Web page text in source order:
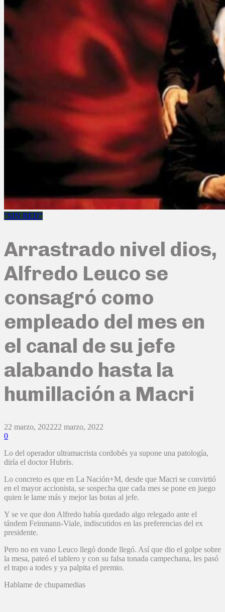
"SIN RED"
Arrastrado nivel dios,
Alfredo Leuco se
consagró como
empleado del mes en
el canal de su jefe
alabando hasta la
humillación a Macri
22 marzo, 202222 marzo, 2022
0
Lo del operador ultramacrista cordobés ya supone una patología,
diría el doctor Hubris.
Lo concreto es que en La Nación+M, desde que Macri se convirtió
en el mayor accionista, se sospecha que cada mes se pone en juego
quien le lame más y mejor las botas al jefe.
Y se ve que don Alfredo había quedado algo relegado ante el
tándem Feinmann-Viale, indiscutidos en las preferencias del ex
presidente.
Pero no en vano Leuco llegó donde llegó. Así que dio el golpe sobre
la mesa, pateó el tablero y con su falsa tonada campechana, les pasó
el trapo a todes y ya palpita el premio.
Hablame de chupamedias